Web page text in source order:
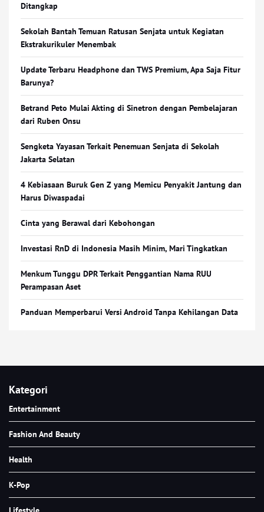
Ditangkap
Sekolah Bantah Temuan Ratusan Senjata untuk Kegiatan
Ekstrakurikuler Menembak
Update Terbaru Headphone dan TWS Premium, Apa Saja Fitur
Barunya?
Betrand Peto Mulai Akting di Sinetron dengan Pembelajaran
dari Ruben Onsu
Sengketa Yayasan Terkait Penemuan Senjata di Sekolah
Jakarta Selatan
4 Kebiasaan Buruk Gen Z yang Memicu Penyakit Jantung dan
Harus Diwaspadai
Cinta yang Berawal dari Kebohongan
Investasi RnD di Indonesia Masih Minim, Mari Tingkatkan
Menkum Tunggu DPR Terkait Penggantian Nama RUU
Perampasan Aset
Panduan Memperbarui Versi Android Tanpa Kehilangan Data
Kategori
Entertainment
Fashion And Beauty
Health
K-Pop